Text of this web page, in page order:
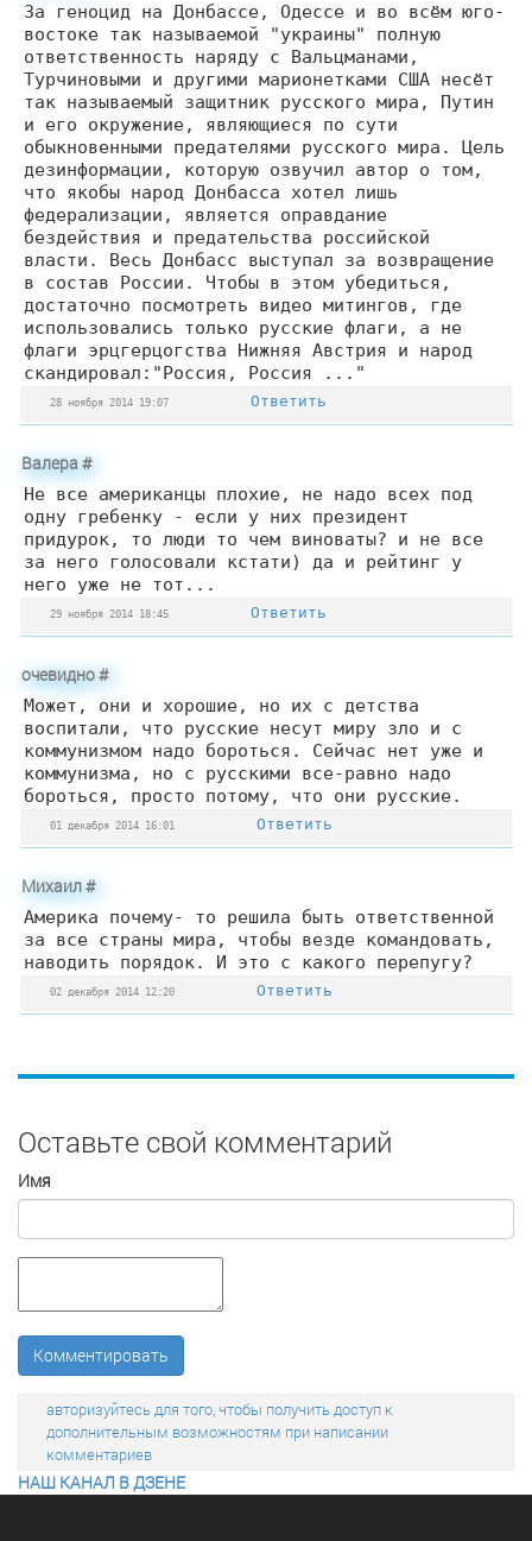
За геноцид на Донбассе, Одессе и во всём юго-
востоке так называемой "украины" полную
ответственность наряду с Вальцманами,
Турчиновыми и другими марионетками США несёт
так называемый защитник русского мира, Путин
и его окружение, являющиеся по сути
обыкновенными предателями русского мира. Цель
дезинформации, которую озвучил автор о том,
что якобы народ Донбасса хотел лишь
федерализации, является оправдание
бездействия и предательства российской
власти. Весь Донбасс выступал за возвращение
в состав России. Чтобы в этом убедиться,
достаточно посмотреть видео митингов, где
использовались только русские флаги, а не
флаги эрцгерцогства Нижняя Австрия и народ
скандировал:"Россия, Россия ..."
28 ноября 2014 19:07 Ответить
Валера#
Не все американцы плохие, не надо всех под
одну гребенку - если у них президент
придурок, то люди то чем виноваты? и не все
за него голосовали кстати) да и рейтинг у
него уже не тот...
29 ноября 2014 18:45 Ответить
очевидно#
Может, они и хорошие, но их с детства
воспитали, что русские несут миру зло и с
коммунизмом надо бороться. Сейчас нет уже и
коммунизма, но с русскими все-равно надо
бороться, просто потому, что они русские.
01 декабря 2014 16:01 Ответить
Михаил#
Америка почему- то решила быть ответственной
за все страны мира, чтобы везде командовать,
наводить порядок. И это с какого перепугу?
02 декабря 2014 12:20 Ответить
Оставьте свой комментарий
Имя
Комментировать
авторизуйтесь для того, чтобы получить доступ к
дополнительным возможностям при написании
комментариев
НАШ КАНАЛ В ДЗЕНЕ